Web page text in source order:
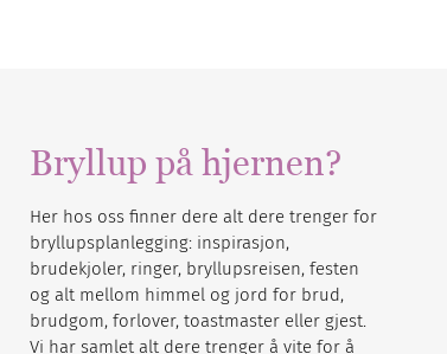
Bryllup på hjernen?
Her hos oss finner dere alt dere trenger for
bryllupsplanlegging: inspirasjon,
brudekjoler, ringer, bryllupsreisen, festen
og alt mellom himmel og jord for brud,
brudgom, forlover, toastmaster eller gjest.
Vi har samlet alt dere trenger å vite for å